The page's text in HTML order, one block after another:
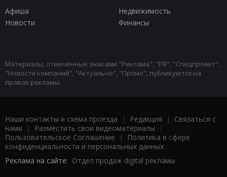
Афиша
Недвижимость
Новости
Финансы
Материалы, отмеченные знаками "Реклама", "PR", "Спецпроект",
"Новости компаний", "Актуально", "Промо", публикуются на
правах рекламы.
Наши контакты и схема проезда | Редакция | Связаться с
нами | Разместить свои видеоматериалы |
Пользовательское Соглашение |
Политика в сфере
конфиденциальности и персональных данных
Реклама на сайте: Отдел продаж digital рекламы